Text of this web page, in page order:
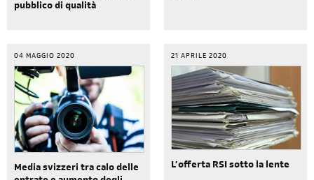
pubblico di qualità
04 MAGGIO 2020
Media svizzeri tra calo delle
21 APRILE 2020
L’offerta RSI sotto la lente